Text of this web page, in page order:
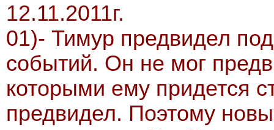
12.11.2011г.
01)- Тимур предвидел
событий. Он не мог
которыми ему придется
предвидел. Поэтому